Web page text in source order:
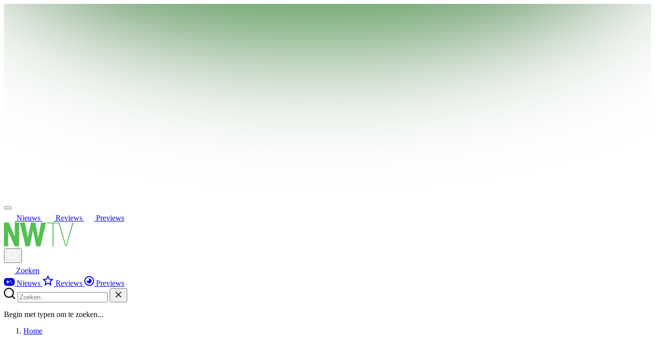
Nieuws Reviews Previews
Zoeken
Nieuws
Reviews Previews
Begin met typen om te zoeken...
Home